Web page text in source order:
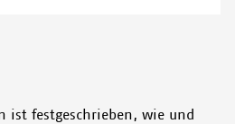
ist festgeschrieben, wie und